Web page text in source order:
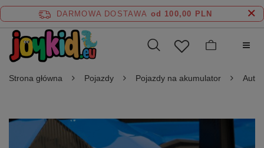
DARMOWA DOSTAWA od 100,00 PLN
Strona główna Pojazdy Pojazdy na akumulator Auta